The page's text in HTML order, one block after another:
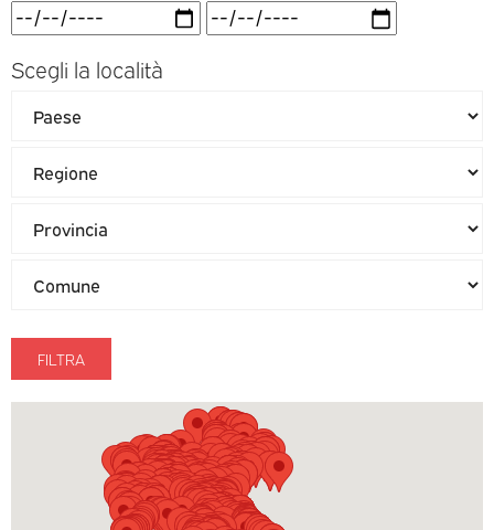
Scegli la località
FILTRA